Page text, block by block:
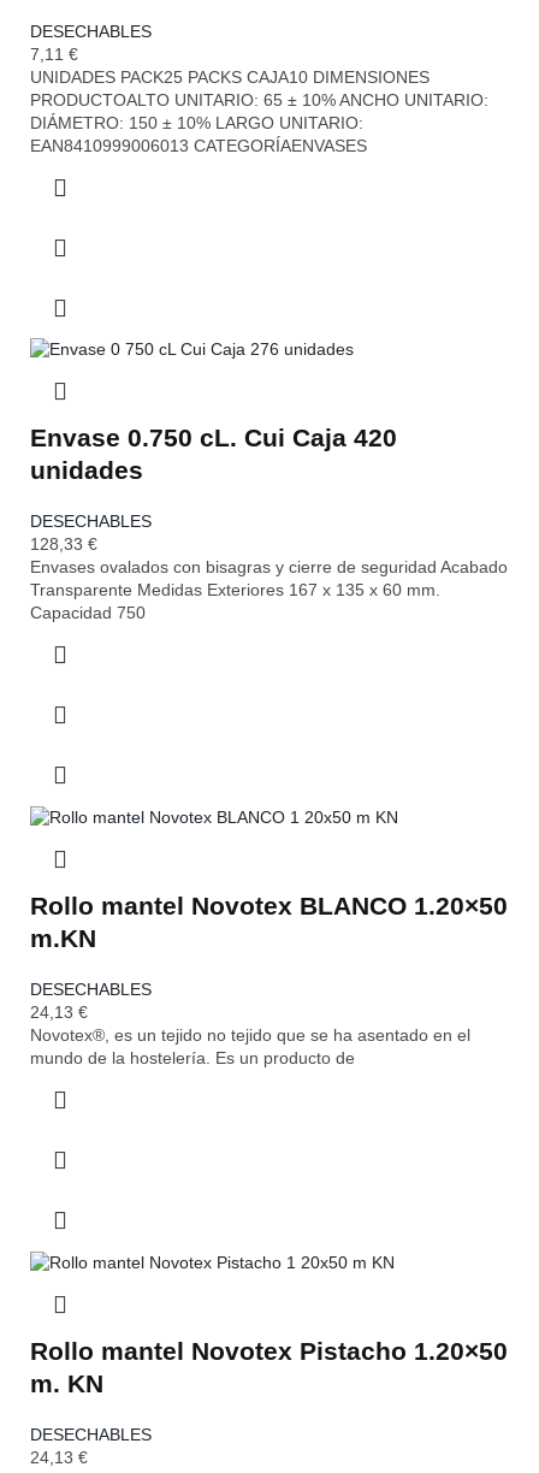
DESECHABLES
7,11 €
UNIDADES PACK25 PACKS CAJA10 DIMENSIONES
PRODUCTOALTO UNITARIO: 65 ± 10% ANCHO UNITARIO:
DIÁMETRO: 150 ± 10% LARGO UNITARIO:
EAN8410999006013 CATEGORÍAENVASES
Envase 0.750 cL. Cui Caja 420
unidades
DESECHABLES
128,33 €
Envases ovalados con bisagras y cierre de seguridad Acabado
Transparente Medidas Exteriores 167 x 135 x 60 mm.
Capacidad 750
Rollo mantel Novotex BLANCO 1.20×50
m.KN
DESECHABLES
24,13 €
Novotex®, es un tejido no tejido que se ha asentado en el
mundo de la hostelería. Es un producto de
Rollo mantel Novotex Pistacho 1.20×50
m. KN
DESECHABLES
24,13 €